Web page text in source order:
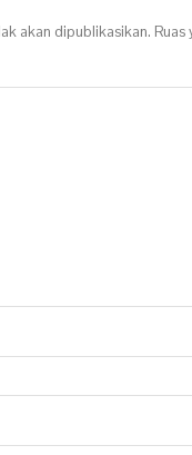
akan dipublikasikan.